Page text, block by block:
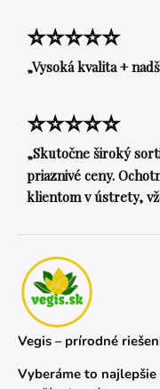
⭐⭐⭐⭐⭐
„Vysoká kvalita +
⭐⭐⭐⭐⭐
„Skutočne široký
priaznivé ceny.
klientom v ústrety,
Vegis – prírodné
Vyberáme to